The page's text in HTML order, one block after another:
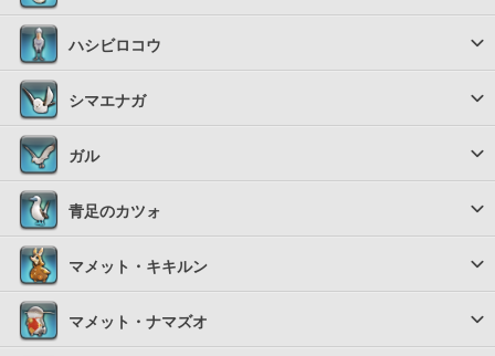
ハシビロコウ
シマエナガ
ガル
青足のカツォ
マメット・キキルン
マメット・ナマズオ